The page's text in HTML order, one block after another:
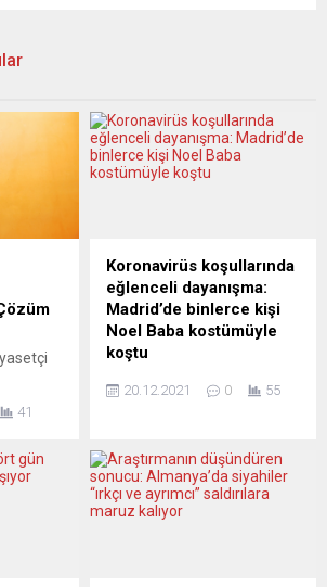
artan
41
Koronavirüs koşullarında
eğlenceli dayanışma:
Madrid’de binlerce kişi
Noel Baba kostümüyle
koştu
İspanya’nın başkenti
Madrid’de Noel Baba
Başkentte Noel döneminde
geleneksel hale gelen “Noel
Baba Koşusu”, Castellana
20.12.2021 0 55